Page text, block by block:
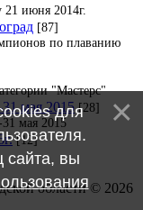
июня 2014г.
[87]
по плаванию
"Мастерс"
мая 2015 [28]
мая 2015
[12]
области © 2026
для
сайта, вы